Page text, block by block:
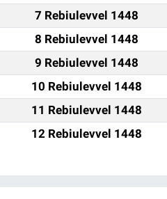
7 Rebiulevvel 1448
8 Rebiulevvel 1448
9 Rebiulevvel 1448
10 Rebiulevvel 1448
11 Rebiulevvel 1448
12 Rebiulevvel 1448